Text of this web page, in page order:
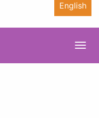
English